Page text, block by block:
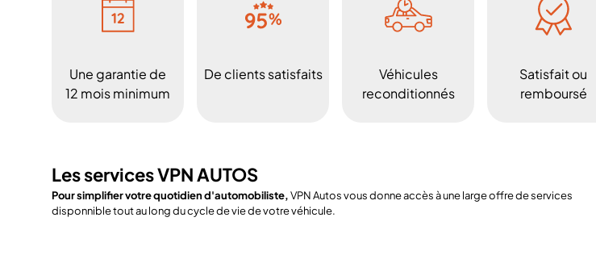
Une garantie de
12 mois minimum
De clients satisfaits
Véhicules
reconditionnés
Satisfait ou
remboursé
Les services VPN AUTOS
Pour simplifier votre quotidien d'automobiliste,VPN Autos vous donne accès à une large offre de services
disponnible tout au long du cycle de vie de votre véhicule.